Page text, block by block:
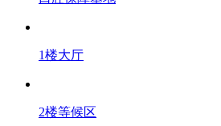
1楼大厅
2楼等候区